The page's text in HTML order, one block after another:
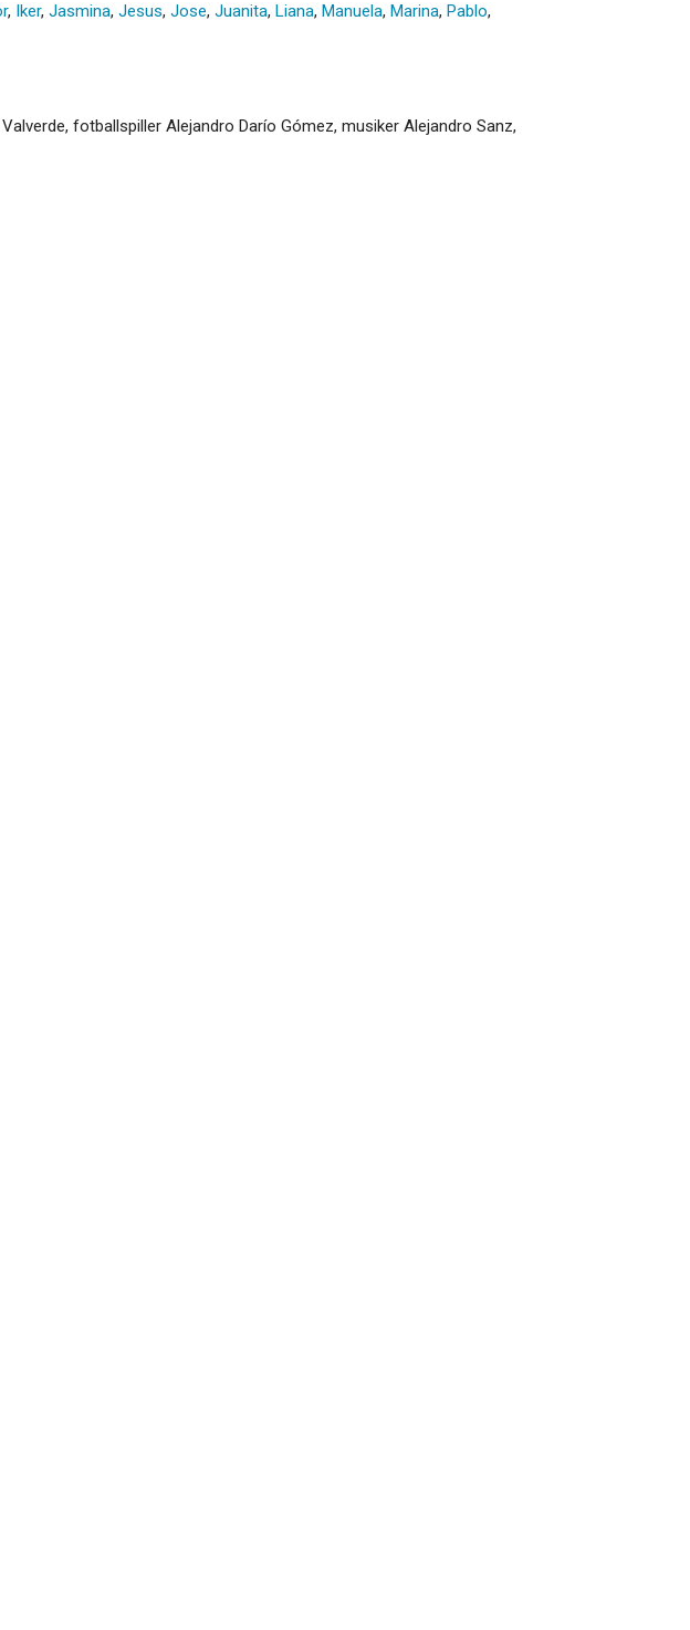
, Iker, Jasmina, Jesus, Jose, Juanita, Liana, Manuela, Marina, Pablo,
fotballspiller Alejandro Darío Gómez, musiker Alejandro Sanz,